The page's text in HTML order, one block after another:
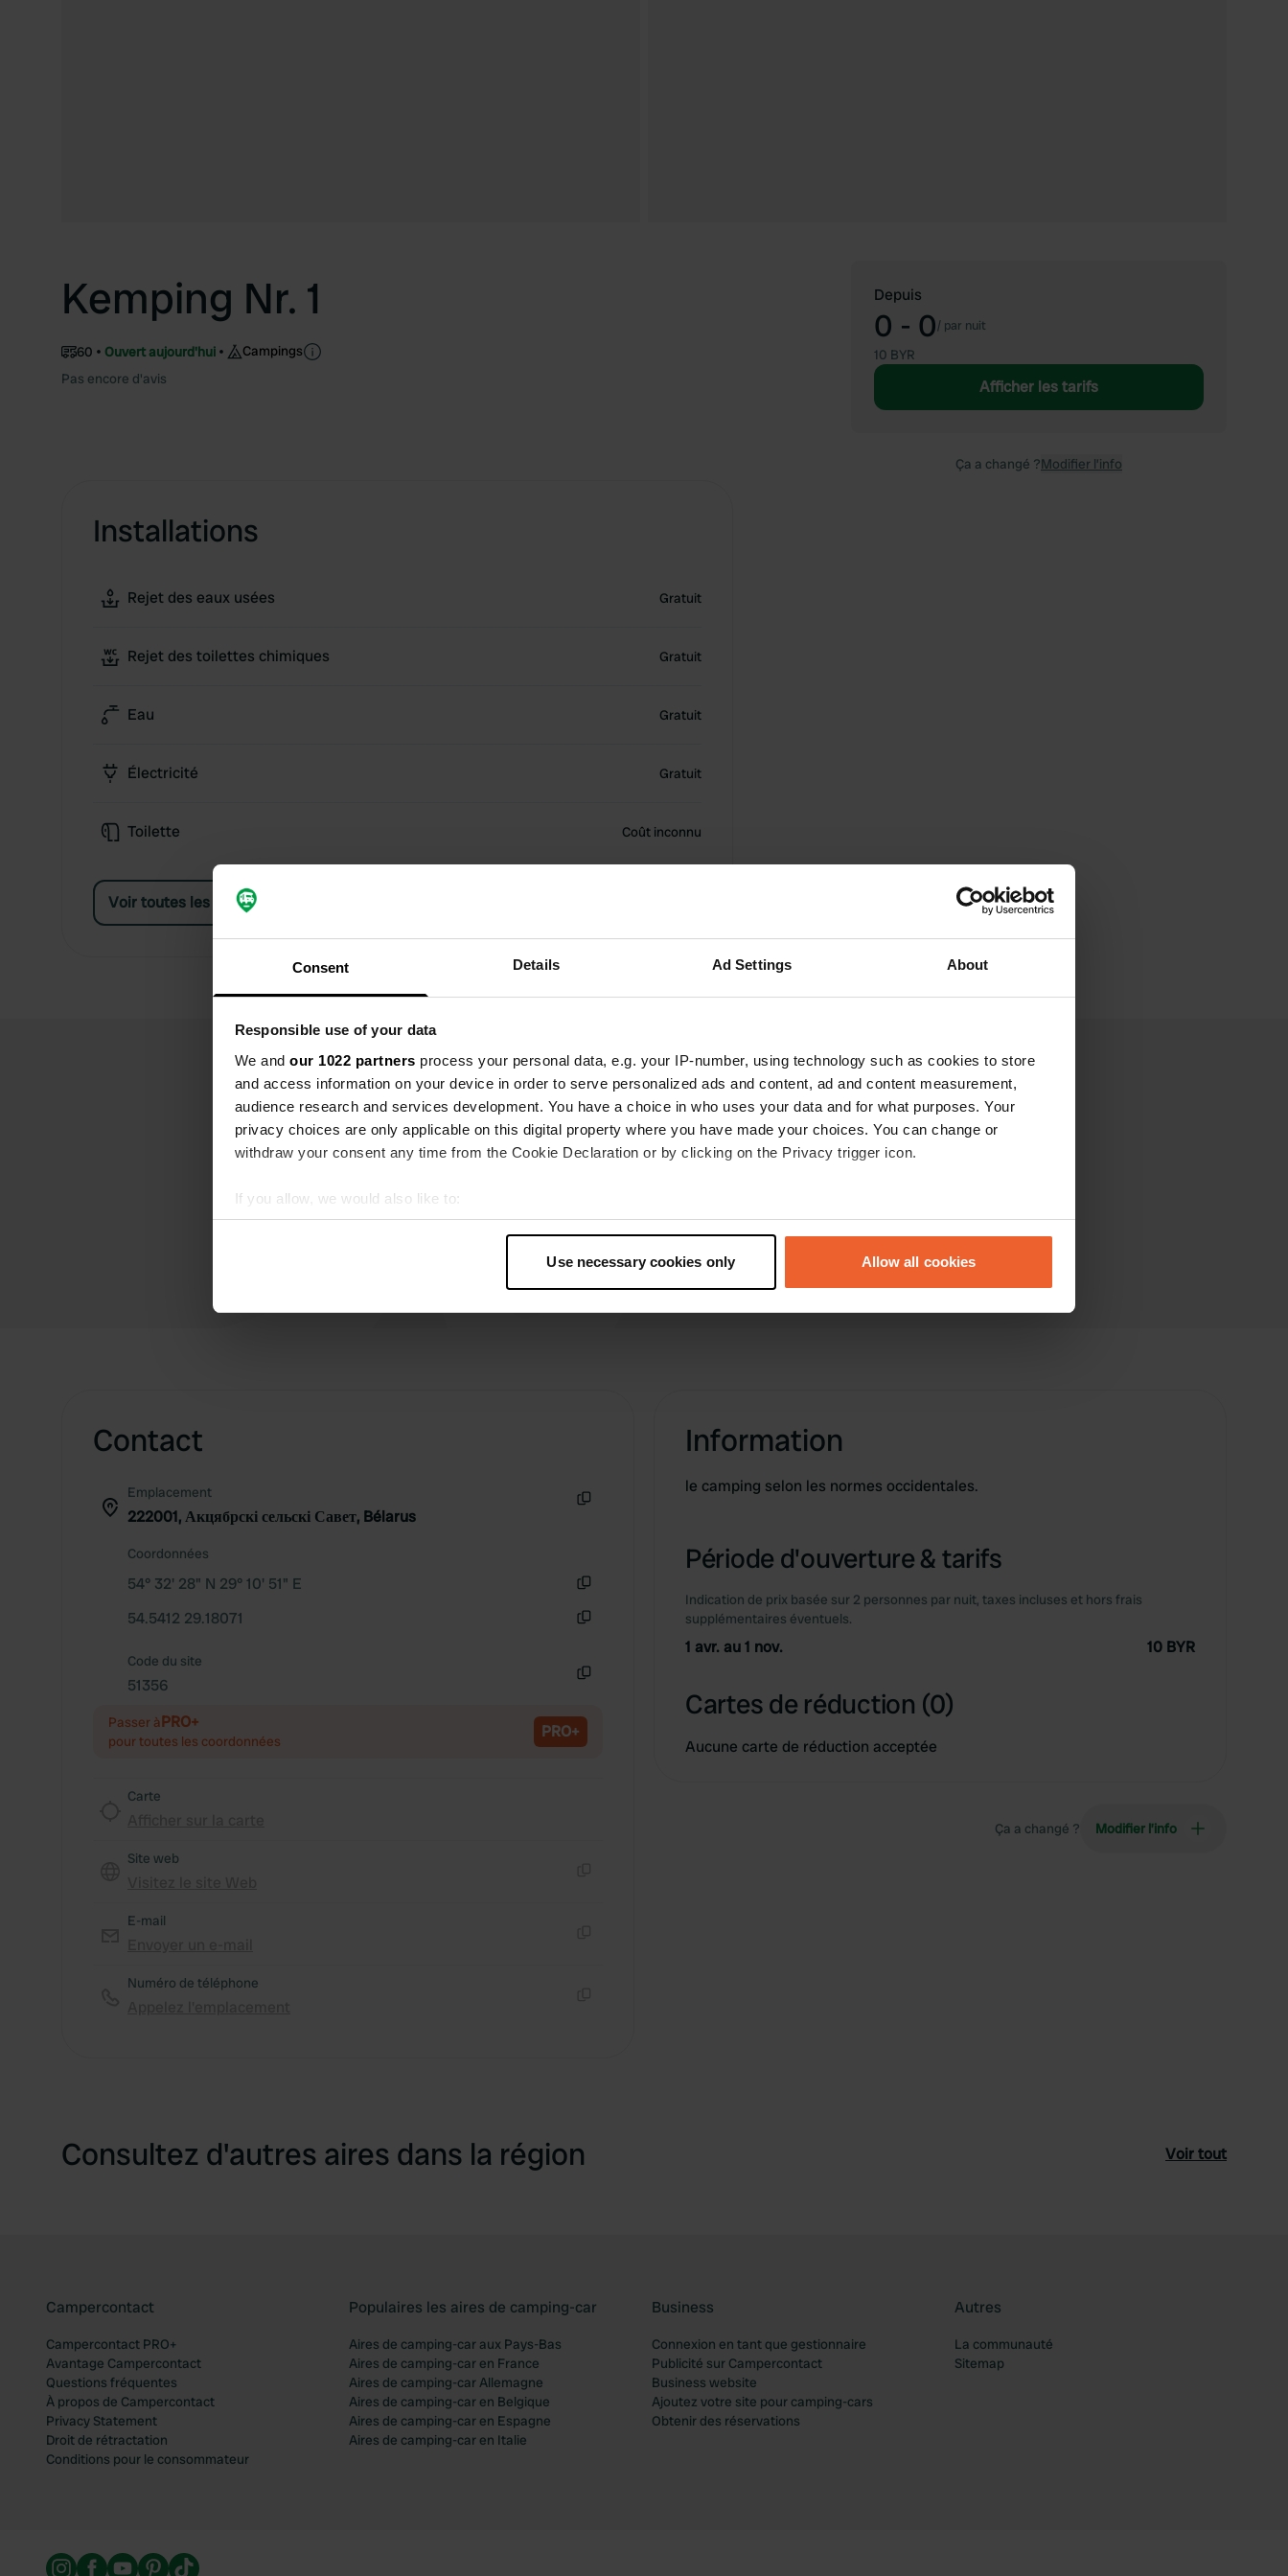
Consent Details Ad Settings About
Responsible use of your data
We and our 1022 partners process your personal data, e.g. your IP-number, using technology such as cookies to store
and access information on your device in order to serve personalized ads and content, ad and content measurement,
audience research and services development. You have a choice in who uses your data and for what purposes. Your
privacy choices are only applicable on this digital property where you have made your choices. You can change or
withdraw your consent any time from the Cookie Declaration or by clicking on the Privacy trigger icon.
If you allow, we would also like to:
Collect information about your geographical location which can be accurate to within several meters
Find out more about how your personal data is processed and set your preferences in the
Use necessary cookies only Allow all cookies
Kemping Nr. 1
60 Ouvert aujourd'hui
Campings
Pas encore d'avis
Installations
Rejet des eaux usées Gratuit
Rejet des toilettes chimiques Gratuit
Eau Gratuit
Électricité Gratuit
Toilette Coût inconnu
Voir toutes les installations
Depuis
0 - 0/ par nuit
10 BYR
Afficher les tarifs
Ça a changé ?Modifier l’info
Ajouter un avis
Contact
Emplacement
222001, Акцябрскі сельскі Савет, Bélarus
Coordonnées
54° 32' 28" N 29° 10' 51" E
54.5412 29.18071
Code du site
51356
Passer àPRO+
pour toutes les coordonnées PRO+
Carte
Site web
E-mail
Numéro de téléphone
Information
le camping selon les normes occidentales.
Période d'ouverture & tarifs
Indication de prix basée sur 2 personnes par nuit, taxes incluses et hors frais
supplémentaires éventuels.
1 avr. au 1 nov. 10 BYR
Cartes de réduction (0)
Aucune carte de réduction acceptée
Ça a changé ? Modifier l’info
Consultez d'autres aires dans la région Voir tout
Campercontact
Campercontact PRO+
Avantage Campercontact
Questions fréquentes
À propos de Campercontact
Privacy Statement
Droit de rétractation
Conditions pour le consommateur
Populaires les aires de camping-car
Aires de camping-car aux Pays-Bas
Aires de camping-car en France
Aires de camping-car Allemagne
Aires de camping-car en Belgique
Aires de camping-car en Espagne
Aires de camping-car en Italie
Business
Connexion en tant que gestionnaire
Publicité sur Campercontact
Business website
Ajoutez votre site pour camping-cars
Obtenir des réservations
Autres
La communauté
Sitemap